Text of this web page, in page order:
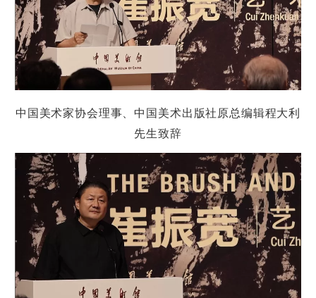
中国美术家协会理事、中国美术出版社原总编辑程大利
先生致辞